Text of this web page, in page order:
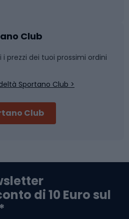
Club
prezzi dei tuoi prossimi ordini
Sportano Club >
Club
di 10 Euro sul